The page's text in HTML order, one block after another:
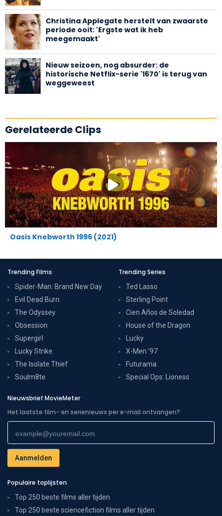
Christina Applegate herstelt van zwaarste
periode ooit: 'Ergste wat ik heb
meegemaakt'
Nieuw seizoen, nog absurder: de
historische Netflix-serie '1670' is terug van
weggeweest
Gerelateerde Clips
Oasis Knebworth 1996 (2021)
Trending Films
Spider-Man: Brand New Day
Evil Dead Burn
The Odyssey
Obsession
Supergirl
Lucky Strike
The Isolate Thief
Soulm8te
Trending Series
Ted Lasso
Sterling Point
Cien Años de Soledad
House of the Dragon
Lucky
X-Men '97
Futurama
Special Ops: Lioness
Nieuwsbrief MovieMeter
Het laatste film- en serienieuws per e-mail ontvangen?
Populaire toplijsten
Top 250 beste films aller tijden
Top 250 beste sciencefiction films aller tijden